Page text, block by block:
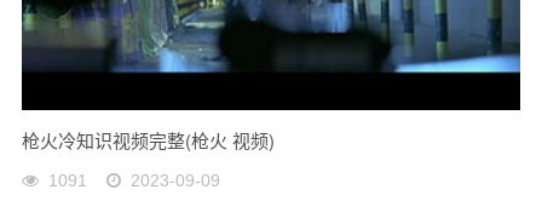
枪火冷知识视频完整(枪火 视频)
1091 2023-09-09